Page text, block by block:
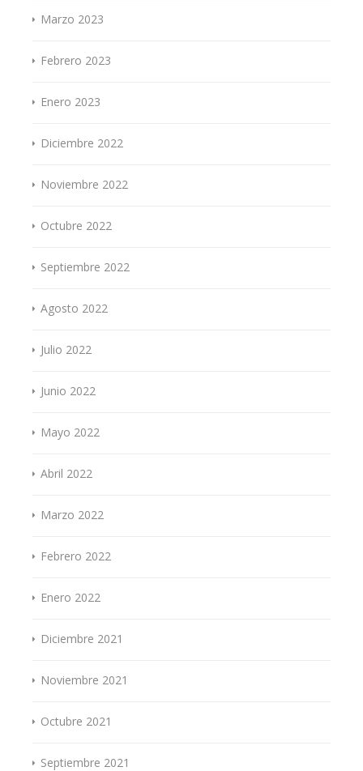
Marzo 2023
Febrero 2023
Enero 2023
Diciembre 2022
Noviembre 2022
Octubre 2022
Septiembre 2022
Agosto 2022
Julio 2022
Junio 2022
Mayo 2022
Abril 2022
Marzo 2022
Febrero 2022
Enero 2022
Diciembre 2021
Noviembre 2021
Octubre 2021
Septiembre 2021